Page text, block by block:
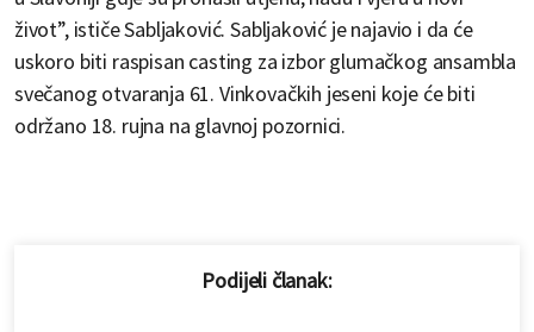
život”, ističe Sabljaković. Sabljaković je najavio i da će
uskoro biti raspisan casting za izbor glumačkog ansambla
svečanog otvaranja 61. Vinkovačkih jeseni koje će biti
održano 18. rujna na glavnoj pozornici.
Podijeli članak: